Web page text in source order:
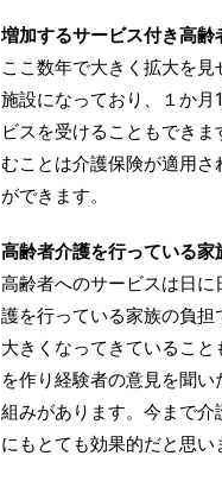
増加するサービス付き高齢
ここ数年で大きく拡大を
施設になっており、１か
ビスを受けることもでき
むことは介護保険が適用
ができます。
高齢者介護を行っている家
高齢者へのサービスは日
護を行っている家族の負
大きくなってきているこ
を作り経験者の意見を聞
組みがあります。今まで
にもとても効果的だと思い